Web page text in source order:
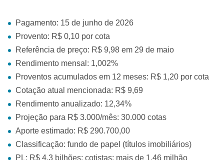
Pagamento: 15 de junho de 2026
Provento: R$ 0,10 por cota
Referência de preço: R$ 9,98 em 29 de maio
Rendimento mensal: 1,002%
Proventos acumulados em 12 meses: R$ 1,20 por cota
Cotação atual mencionada: R$ 9,69
Rendimento anualizado: 12,34%
Projeção para R$ 3.000/mês: 30.000 cotas
Aporte estimado: R$ 290.700,00
Classificação: fundo de papel (títulos imobiliários)
PL: R$ 4,3 bilhões; cotistas: mais de 1,46 milhão